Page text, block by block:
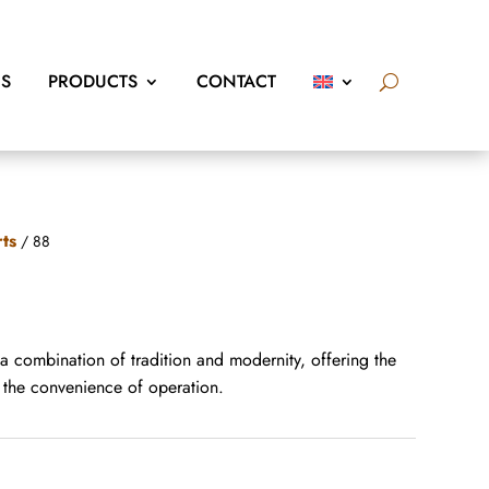
PRODUCTS CONTACT
/ 88
combination of tradition and modernity, offering the
convenience of operation.